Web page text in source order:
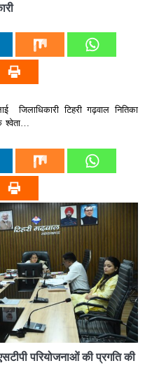
टिहरी गढ़वाल नितिका
श्वेता…
परियोजनाओं की प्रगति की